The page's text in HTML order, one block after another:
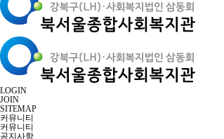
LOGIN
JOIN
SITEMAP
커뮤니티
커뮤니티
공지사항